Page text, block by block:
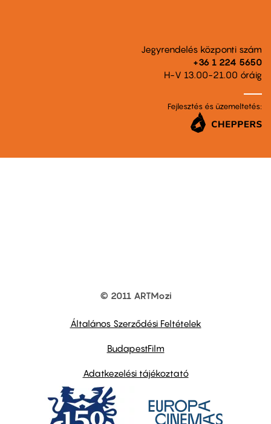
Jegyrendelés központi szám
+36 1 224 5650
H-V 13.00-21.00 óráig
Fejlesztés és üzemeltetés:
© 2011 ARTMozi
Általános Szerződési Feltételek
BudapestFilm
Adatkezelési tájékoztató